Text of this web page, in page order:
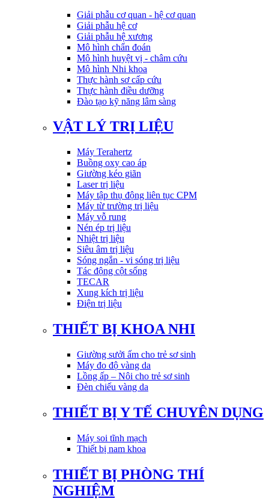
Giải phẫu cơ quan - hệ cơ quan
Giải phẫu hệ cơ
Giải phẫu hệ xương
Mô hình chẩn đoán
Mô hình huyệt vị - châm cứu
Mô hình Nhi khoa
Thực hành sơ cấp cứu
Thực hành điều dưỡng
Đào tạo kỹ năng lâm sàng
VẬT LÝ TRỊ LIỆU
Máy Terahertz
Buồng oxy cao áp
Giường kéo giãn
Laser trị liệu
Máy tập thụ động liên tục CPM
Máy từ trường trị liệu
Máy vỗ rung
Nén ép trị liệu
Nhiệt trị liệu
Siêu âm trị liệu
Sóng ngắn - vi sóng trị liệu
Tác động cột sống
TECAR
Xung kích trị liệu
Điện trị liệu
THIẾT BỊ KHOA NHI
Giường sưởi ấm cho trẻ sơ sinh
Máy đo độ vàng da
Lồng ấp – Nôi cho trẻ sơ sinh
Đèn chiếu vàng da
THIẾT BỊ Y TẾ CHUYÊN DỤNG
Máy soi tĩnh mạch
Thiết bị nam khoa
THIẾT BỊ PHÒNG THÍ
NGHIỆM